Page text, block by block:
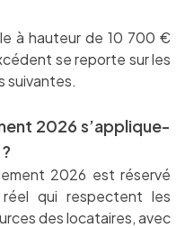
à hauteur de 10 700 €
se reporte sur les
suivantes.
2026 s’applique-
2026 est réservé
qui respectent les
des locataires, avec